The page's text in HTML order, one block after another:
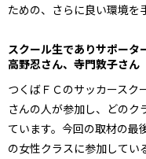
ための、さらに良い環境を
スクール生でありサポータ
高野忍さん、寺門敦子さん
つくばＦＣのサッカースク
さんの人が参加し、どのク
ています。今回の取材の最
の女性クラスに参加してい